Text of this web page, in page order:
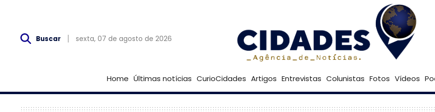
Buscar sexta, 07 de agosto de 2026 Goiânia 21º Brasília
Home Últimas notícias CurioCidades Artigos Entrevistas Colunistas Fotos Vídeos